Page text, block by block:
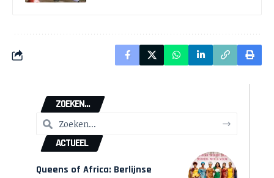
ZOEKEN...
ACTUEEL
Queens of Africa: Berlijnse